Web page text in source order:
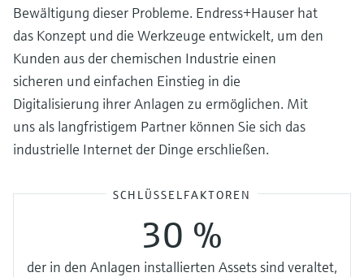
Bewältigung dieser Probleme. Endress+Hauser hat
das Konzept und die Werkzeuge entwickelt, um den
Kunden aus der chemischen Industrie einen
sicheren und einfachen Einstieg in die
Digitalisierung ihrer Anlagen zu ermöglichen. Mit
uns als langfristigem Partner können Sie sich das
industrielle Internet der Dinge erschließen.
SCHLÜSSELFAKTOREN
30 %
der in den Anlagen installierten Assets sind veraltet,